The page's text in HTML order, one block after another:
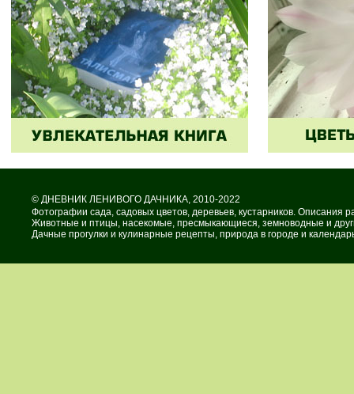
© ДНЕВНИК ЛЕНИВОГО ДАЧНИКА, 2010-2022
Фотографии сада, садовых цветов, деревьев, кустарников. Описания
Животные и птицы, насекомые, пресмыкающиеся, земноводные и
Дачные прогулки и кулинарные рецепты, природа в городе и